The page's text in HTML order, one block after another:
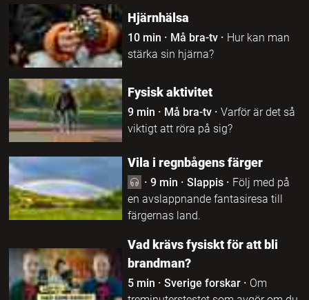
Hjärnhälsa
10 min · Må bra-tv· Hur kan man
stärka sin hjärna?
Fysisk aktivitet
9 min · Må bra-tv· Varför är det så
viktigt att röra på sig?
Vila i regnbågens färger
· 9 min · Slappis· Följ med på
en avslappnande fantasiresa till
färgernas land.
Vad krävs fysiskt för att bli
brandman?
5 min · Sverige forskar· Om